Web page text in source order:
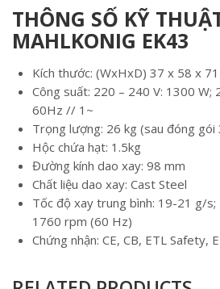
THÔNG SỐ KỸ
MAHLKONIG EK43
Kích thước: (WxHxD) 37 x 58 x
Công suất: 220 – 240 V: 1300 W;
60Hz // 1~
Trọng lượng: 26 kg (sau đóng gói
Hộc chứa hạt: 1.5kg
Đường kính dao xay: 98 mm
Chất liệu dao xay: Cast Steel
Tốc độ xay trung bình: 19-21 g/
1760 rpm (60 Hz)
Chứng nhận: CE, CB, ETL Safety,